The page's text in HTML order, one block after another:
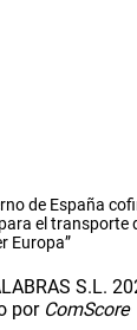
de España
el transporte
Europa”
S.L.
por ComScore